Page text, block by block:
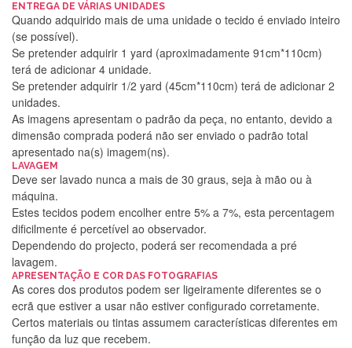
ENTREGA DE VÁRIAS UNIDADES
Quando adquirido mais de uma unidade o tecido é enviado inteiro
(se possível).
Se pretender adquirir 1 yard (aproximadamente 91cm*110cm)
terá de adicionar 4 unidade.
Se pretender adquirir 1/2 yard (45cm*110cm) terá de adicionar 2
unidades.
As imagens apresentam o padrão da peça, no entanto, devido a
dimensão comprada poderá não ser enviado o padrão total
apresentado na(s) imagem(ns).
LAVAGEM
Deve ser lavado nunca a mais de 30 graus, seja à mão ou à
máquina.
Estes tecidos podem encolher entre 5% a 7%, esta percentagem
dificilmente é percetível ao observador.
Dependendo do projecto, poderá ser recomendada a pré
lavagem.
APRESENTAÇÃO E COR DAS FOTOGRAFIAS
As cores dos produtos podem ser ligeiramente diferentes se o
ecrã que estiver a usar não estiver configurado corretamente.
Certos materiais ou tintas assumem características diferentes em
função da luz que recebem.
Silvia Lopes
Encomenda direitinha. Rapidez e segurança. Volto a
encomendar.